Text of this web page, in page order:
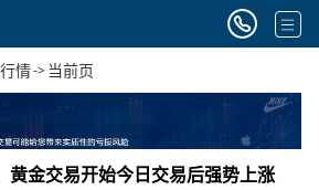
情-> 当前页
金交易开始今日交易后强势上涨